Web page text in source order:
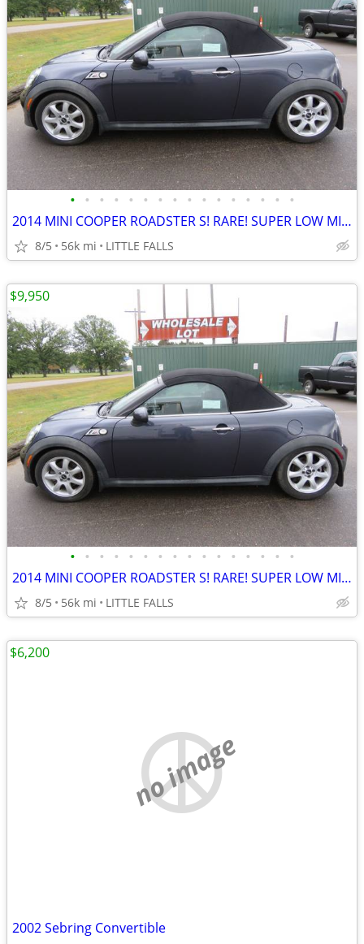
• • • • • • • • • • • • • • • •
2014 MINI COOPER ROADSTER S! RARE! SUPER LOW MILES! LOADED W/ OPTIONS!
8/5 56k mi LITTLE FALLS
• • • • • • • • • • • • • • • •
2014 MINI COOPER ROADSTER S! RARE! SUPER LOW MILES! LOADED W/ OPTIONS!
8/5 56k mi LITTLE FALLS
$9,950
no image
2002 Sebring Convertible
$6,200